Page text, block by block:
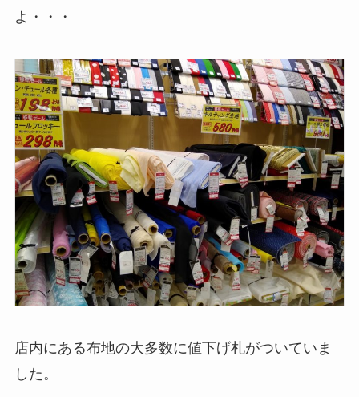
よ・・・
店内にある布地の大多数に値下げ札がついていま
した。